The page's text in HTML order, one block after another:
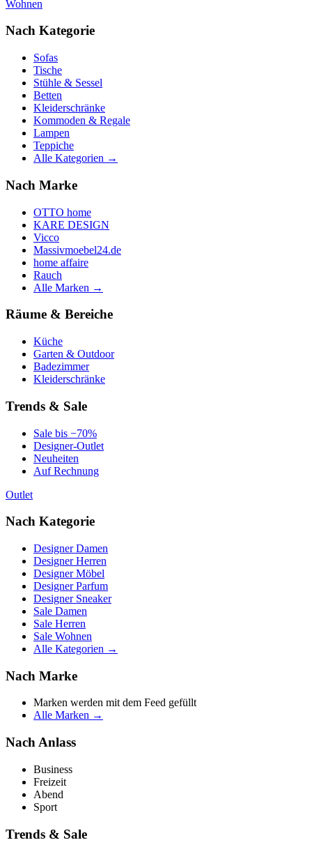
Wohnen
Nach Kategorie
Sofas
Tische
Stühle & Sessel
Betten
Kleiderschränke
Kommoden & Regale
Lampen
Teppiche
Alle Kategorien →
Nach Marke
OTTO home
KARE DESIGN
Vicco
Massivmoebel24.de
home affaire
Rauch
Alle Marken →
Räume & Bereiche
Küche
Garten & Outdoor
Badezimmer
Kleiderschränke
Trends & Sale
Sale bis −70%
Designer-Outlet
Neuheiten
Auf Rechnung
Outlet
Nach Kategorie
Designer Damen
Designer Herren
Designer Möbel
Designer Parfum
Designer Sneaker
Sale Damen
Sale Herren
Sale Wohnen
Alle Kategorien →
Nach Marke
Marken werden mit dem Feed gefüllt
Alle Marken →
Nach Anlass
Business
Freizeit
Abend
Sport
Trends & Sale